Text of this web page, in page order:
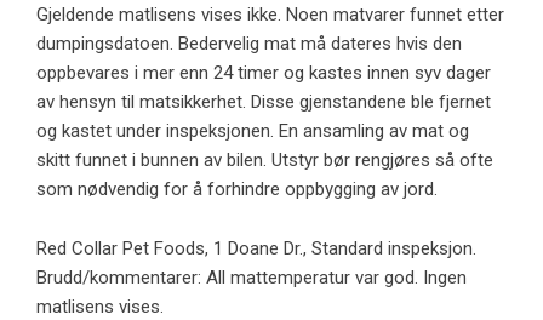
Gjeldende matlisens vises ikke. Noen matvarer funnet etter
dumpingsdatoen. Bedervelig mat må dateres hvis den
oppbevares i mer enn 24 timer og kastes innen syv dager
av hensyn til matsikkerhet. Disse gjenstandene ble fjernet
og kastet under inspeksjonen. En ansamling av mat og
skitt funnet i bunnen av bilen. Utstyr bør rengjøres så ofte
som nødvendig for å forhindre oppbygging av jord.
Red Collar Pet Foods, 1 Doane Dr., Standard inspeksjon.
Brudd/kommentarer: All mattemperatur var god. Ingen
matlisens vises.